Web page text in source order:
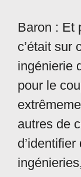
Baron : Et
c’était sur
ingénierie
pour le
autres de